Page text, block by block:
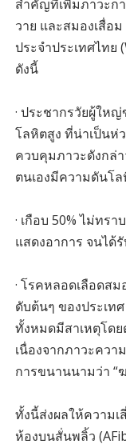
สำคัญที่เพิ่มภาวะก
วาย และสมองเสื่อ
ประจำประเทศไทย
ดังนี้
· ประชากรวัยผู้ให
โลหิตสูง ที่น่าเป็นห่
ควบคุมภาวะดังกล่
ตนเองมีความดันโ
· เกือบ 50% ไม่ทร
แสดงอาการ จนได้
· โรคหลอดเลือดส
ดับต้นๆ ของประเท
ทั้งหมดมีสาเหตุโด
เนื่องจากภาวะคว
การขนานนามว่า “
ทั้งนี้ส่งผลให้ความเ
ห้องบนสั่นพลิ้ว